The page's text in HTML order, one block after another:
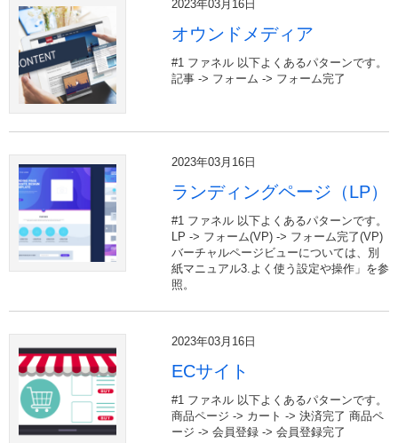
2023年03月16日
オウンドメディア
#1 ファネル 以下よくあるパターンです。
記事 -> フォーム -> フォーム完了
2023年03月16日
ランディングページ（LP）
#1 ファネル 以下よくあるパターンです。
LP -> フォーム(VP) -> フォーム完了(VP)
バーチャルページビューについては、別
紙マニュアル3.よく使う設定や操作」を参
照。
2023年03月16日
ECサイト
#1 ファネル 以下よくあるパターンです。
商品ページ -> カート -> 決済完了 商品ペ
ージ -> 会員登録 -> 会員登録完了